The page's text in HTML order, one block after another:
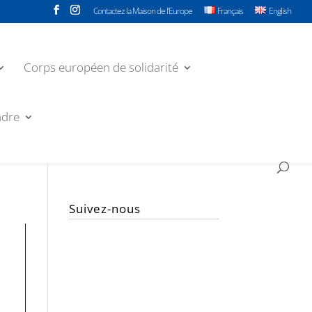
Contactez la Maison de l’Europe Français English
Corps européen de solidarité
Suivez-nous